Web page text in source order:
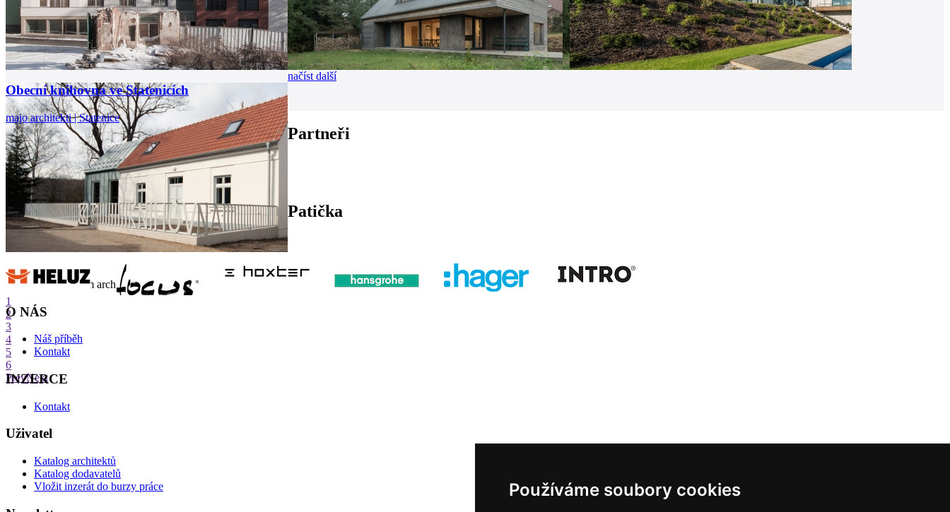
Používáme soubory cookies
Obecní knihovna ve Statenicích
majo architekti | Statenice
načíst další
Partneři
1
2
3
4
5
6
PrevNext
Patička
internetové centrum architektury
O NÁS
Náš příběh
Kontakt
INZERCE
Kontakt
Uživatel
Katalog architektů
Katalog dodavatelů
Vložit inzerát do burzy práce